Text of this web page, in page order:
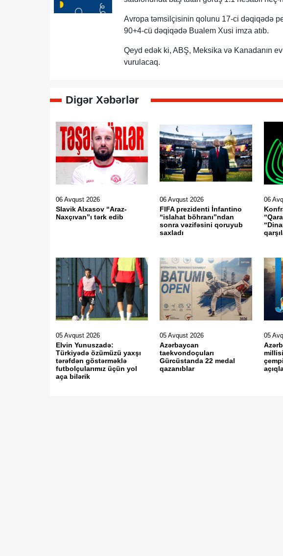
Avropa təmsilçisinin qolunu 17-ci dəqiqədə
90+4-cü dəqiqədə Bualem Xusi imza atıb.
Qeyd edək ki, ABŞ, Meksika və Kanadanın
vurulacaq.
Digər Xəbərlər
06 Avqust 2026
Slavik Alxasov “Araz-
Naxçıvan”ı tərk edib
06 Avqust 2026
FIFA prezidenti İnfantino
“islahat böhranı”ndan
sonra vəzifəsini qoruyub
saxladı
06
05 Avqust 2026
Elvin Yunuszadə:
Türkiyədə özümüzü yaxşı
tərəfdən göstərməklə
futbolçularımız üçün yol
aça bilərik
05 Avqust 2026
Azərbaycan
taekvondoçuları
Gürcüstanda 22 medal
qazanıblar
05